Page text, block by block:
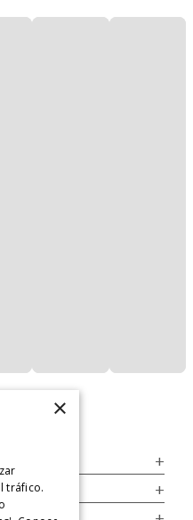
+
+
×
tráfico.